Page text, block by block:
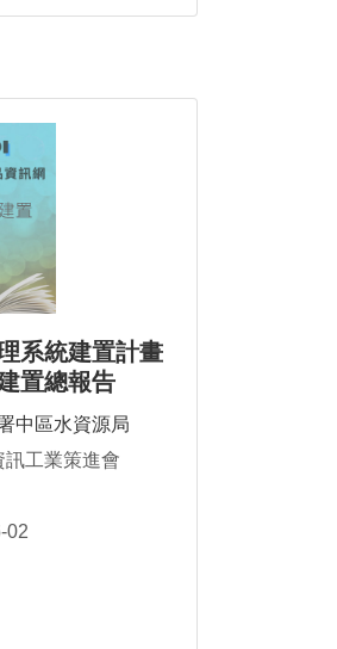
系統建置計畫
置總報告
中區水資源局
工業策進會
02